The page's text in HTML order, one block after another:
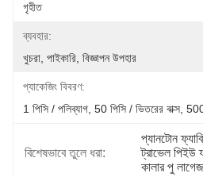
গৃহীত
ব্যবহার:
খুচরা, পাইকারি, বিজ্ঞাপন উপহার
প্যাকেজিং বিবরণ:
1 পিসি / পলিব্যাগ, 50 পিসি / ভিতরের বাক্স,
বিশেষভাবে তুলে ধরা:
প্যানটোন
ট্রাভেল পিইউ
কালার পু